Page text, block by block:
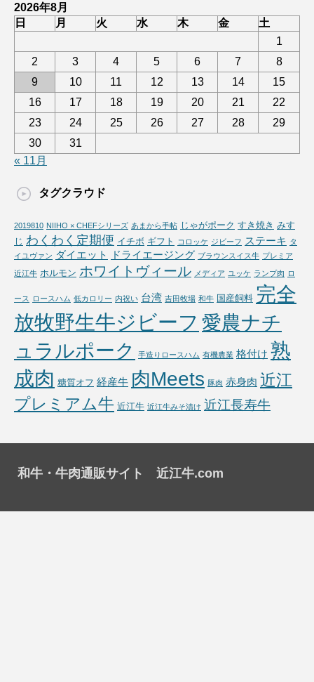
2026年8月
日
月 火 水 木 金
土
1
2
3 4 5 6 7
8
9
10 11 12 13 14
15
16
17 18 19 20 21
22
23
24 25 26 27 28
29
30
31
« 11月
タグクラウド
2019810 NIIHO × CHEFシリーズ あまから手帖 じゃがポーク すき焼き みす
じ わくわく定期便 イチボ ギフト コロッケ ジビーフ ステーキ タ
イユヴァン ダイエット ドライエージング ブラウンスイス牛 プレミア
近江牛 ホルモン ホワイトヴィール メディア ユッケ ランプ肉 ロ
ース ロースハム 低カロリー 内祝い 台湾 吉田牧場 和牛 国産飼料 完全
放牧野生牛ジビーフ 愛農ナチ
ュラルポーク
手造りロースハム 有機農業 格付け 熟
成肉 糖質オフ 経産牛 肉Meets 豚肉 赤身肉 近江
プレミアム牛 近江牛 近江牛みそ漬け 近江長寿牛
和牛・牛肉通販サイト 近江牛.com